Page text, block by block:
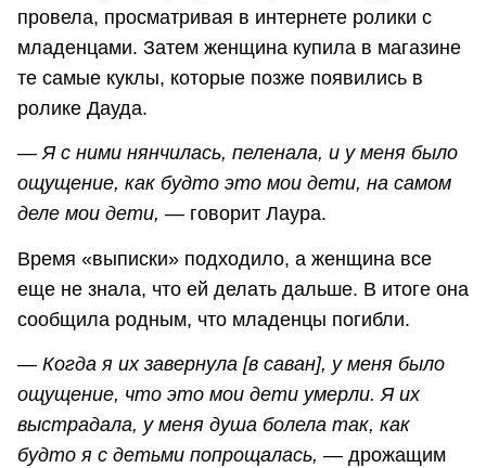
провела, просматривая в интернете ролики с
младенцами. Затем женщина купила в магазине
те самые куклы, которые позже появились в
ролике Дауда.
— Я с ними нянчилась, пеленала, и у меня было
ощущение, как будто это мои дети, на самом
деле мои дети, — говорит Лаура.
Время «выписки» подходило, а женщина все
еще не знала, что ей делать дальше. В итоге она
сообщила родным, что младенцы погибли.
— Когда я их завернула [в саван], у меня было
ощущение, что это мои дети умерли. Я их
выстрадала, у меня душа болела так, как
будто я с детьми попрощалась, — дрожащим